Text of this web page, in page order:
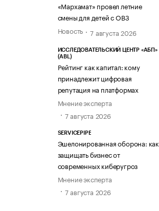
«Мархамат» провел летние
смены для детей с ОВЗ
Новость
7 августа 2026
ИССЛЕДОВАТЕЛЬСКИЙ ЦЕНТР «АБП»
(ABL)
Рейтинг как капитал: кому
принадлежит цифровая
репутация на платформах
Мнение эксперта
7 августа 2026
SERVICEPIPE
Эшелонированная оборона: как
защищать бизнес от
современных киберугроз
Мнение эксперта
7 августа 2026